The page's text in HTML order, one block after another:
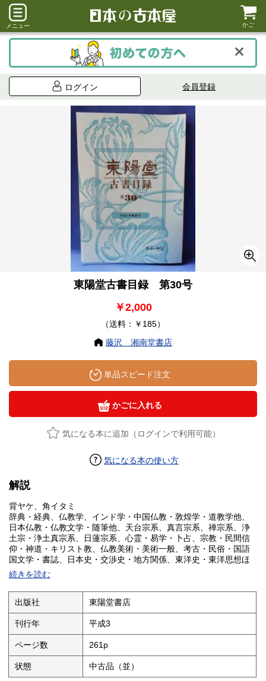
メニュー かご
ログイン 会員登録
東陽堂古書目録 第30号
￥2,000
（送料：￥185）
藤沢 湘南堂書店
単品スピード注文
かごに入れる
気になる本に追加（ログインで利用可能）
気になる本の使い方
解説
背ヤケ、角イタミ
辞典・経典、仏教学、インド学・中国仏教・敦煌学・道教学他、
日本仏教・仏教文学・随筆他、天台宗系、真言宗系、禅宗系、浄
土宗・浄土真宗系、日蓮宗系、心霊・易学・卜占、宗教・民間信
仰・神道・キリスト教、仏教美術・美術一般、考古・民俗・国語
国文学・書誌、日本史・交渉史・地方関係、東洋史・東洋思想ほ
か
続きを読む
出版社 東陽堂書店
刊行年 平成3
ページ数 261p
状態 中古品（並）